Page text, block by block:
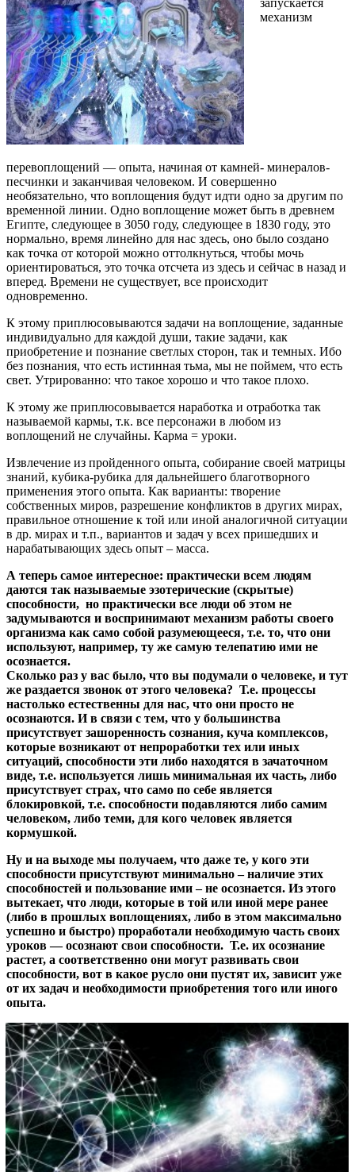
механизм
перевоплощений — опыта, начиная от камней- минералов-
песчинки и заканчивая человеком. И совершенно
необязательно, что воплощения будут идти одно за другим по
временной линии. Одно воплощение может быть в древнем
Египте, следующее в 3050 году, следующее в 1830 году, это
нормально, время линейно для нас здесь, оно было создано
как точка от которой можно оттолкнуться, чтобы мочь
ориентироваться, это точка отсчета из здесь и сейчас в назад и
вперед. Времени не существует, все происходит
одновременно.
К этому приплюсовываются задачи на воплощение, заданные
индивидуально для каждой души, такие задачи, как
приобретение и познание светлых сторон, так и темных. Ибо
без познания, что есть истинная тьма, мы не поймем, что есть
свет. Утрированно: что такое хорошо и что такое плохо.
К этому же приплюсовывается наработка и отработка так
называемой кармы, т.к. все персонажи в любом из
воплощений не случайны. Карма = уроки.
Извлечение из пройденного опыта, собирание своей матрицы
знаний, кубика-рубика для дальнейшего благотворного
применения этого опыта. Как варианты: творение
собственных миров, разрешение конфликтов в других мирах,
правильное отношение к той или иной аналогичной ситуации
в др. мирах и т.п., вариантов и задач у всех пришедших и
нарабатывающих здесь опыт – масса.
А теперь самое интересное: практически всем людям
даются так называемые эзотерические (скрытые)
способности, но практически все люди об этом не
задумываются и воспринимают механизм работы своего
организма как само собой разумеющееся, т.е. то, что они
используют, например, ту же самую телепатию ими не
осознается.
Сколько раз у вас было, что вы подумали о человеке, и тут
же раздается звонок от этого человека? Т.е. процессы
настолько естественны для нас, что они просто не
осознаются. И в связи с тем, что у большинства
присутствует зашоренность сознания, куча комплексов,
которые возникают от непроработки тех или иных
ситуаций, способности эти либо находятся в зачаточном
виде, т.е. используется лишь минимальная их часть, либо
присутствует страх, что само по себе является
блокировкой, т.е. способности подавляются либо самим
человеком, либо теми, для кого человек является
кормушкой.
Ну и на выходе мы получаем, что даже те, у кого эти
способности присутствуют минимально – наличие этих
способностей и пользование ими – не осознается. Из этого
вытекает, что люди, которые в той или иной мере ранее
(либо в прошлых воплощениях, либо в этом максимально
успешно и быстро) проработали необходимую часть своих
уроков — осознают свои способности. Т.е. их осознание
растет, а соответственно они могут развивать свои
способности, вот в какое русло они пустят их, зависит уже
от их задач и необходимости приобретения того или иного
опыта.